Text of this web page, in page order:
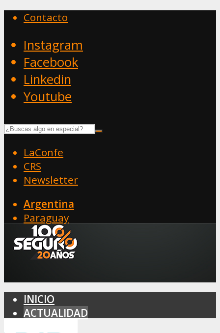
Contacto
Instagram
Facebook
Linkedin
Youtube
LaConfe
CRS
Newsletter
Argentina
Paraguay
INICIO
ACTUALIDAD